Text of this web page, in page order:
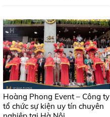
Hoàng Phong Event – Công ty
tổ chức sự kiện uy tín chuyên